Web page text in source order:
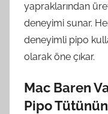
yapraklarından
deneyimi sunar.
deneyimli pipo
olarak öne çıkar.
Mac Baren
Pipo